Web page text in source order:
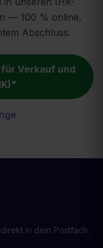
— 100 % online,
Abschluss.
Verkauf und
"
in dein Postfach.